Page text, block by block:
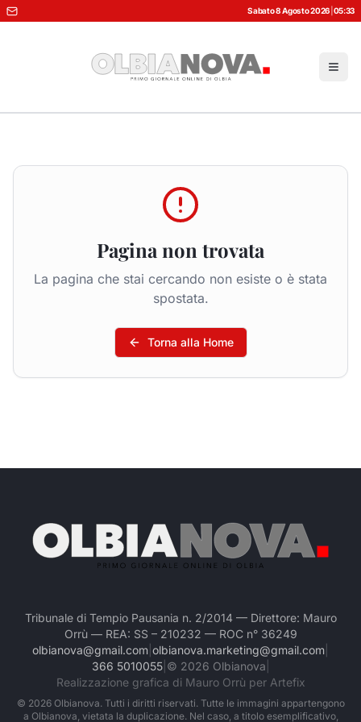
Sabato 8 Agosto 2026 05:33
Pagina non trovata
La pagina che stai cercando non esiste o è stata
spostata.
Torna alla Home
Tribunale di Tempio Pausania n. 2/2014 — Direttore: Mauro
Orrù — REA: SS – 210232 — ROC n° 36249
olbianova@gmail.com olbianova.marketing@gmail.com
366 5010055| © 2026 Olbianova
Realizzazione grafica di Mauro Orrù per Artefix
© 2026Olbianova. Tutti i diritti riservati. Tutte le immagini appartengono
a Olbianova, vietata la duplicazione. Nel caso, a titolo esemplificativo,